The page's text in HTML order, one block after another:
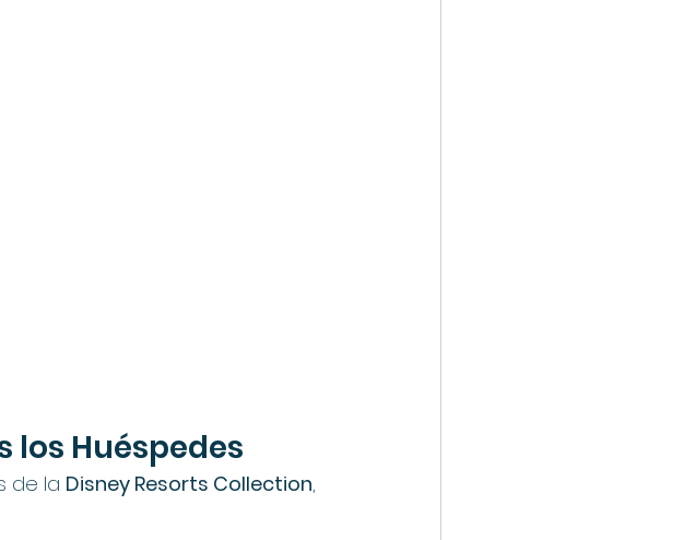
los Huéspedes
de la Disney Resorts Collection,